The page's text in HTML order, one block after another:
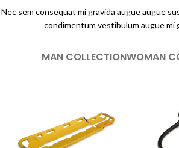
Nec sem consequat mi gravida augue augue
condimentum vestibulum augue mi
MAN COLLECTIONWOMAN